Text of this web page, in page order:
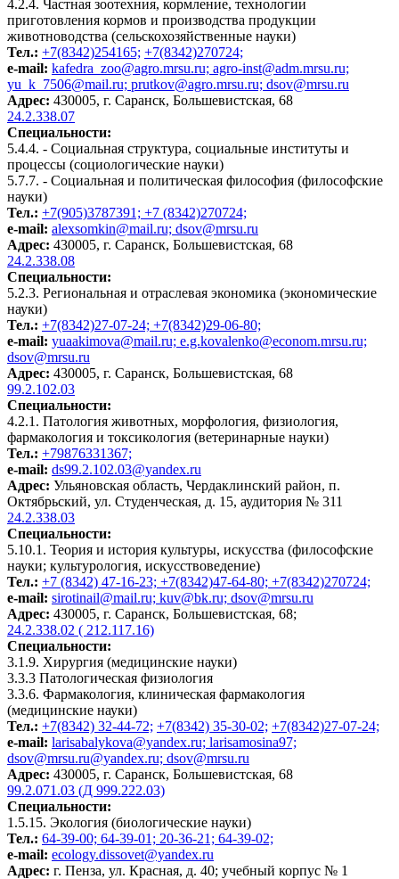
4.2.4. Частная зоотехния, кормление, технологии
приготовления кормов и производства продукции
животноводства (сельскохозяйственные науки)
Тел.: +7(8342)254165; +7(8342)270724;
e-mail: kafedra_zoo@agro.mrsu.ru; agro-inst@adm.mrsu.ru;
yu_k_7506@mail.ru; prutkov@agro.mrsu.ru; dsov@mrsu.ru
Адрес: 430005, г. Саранск, Большевистская, 68
24.2.338.07
Специальности:
5.4.4. - Социальная структура, социальные институты и
процессы (социологические науки)
5.7.7. - Социальная и политическая философия (философские
науки)
Тел.: +7(905)3787391; +7 (8342)270724;
e-mail: alexsomkin@mail.ru; dsov@mrsu.ru
Адрес: 430005, г. Саранск, Большевистская, 68
24.2.338.08
Специальности:
5.2.3. Региональная и отраслевая экономика (экономические
науки)
Тел.: +7(8342)27-07-24; +7(8342)29-06-80;
e-mail: yuaakimova@mail.ru; e.g.kovalenko@econom.mrsu.ru;
dsov@mrsu.ru
Адрес: 430005, г. Саранск, Большевистская, 68
99.2.102.03
Специальности:
4.2.1. Патология животных, морфология, физиология,
фармакология и токсикология (ветеринарные науки)
Тел.: +79876331367;
e-mail: ds99.2.102.03@yandex.ru
Адрес: Ульяновская область, Чердаклинский район, п.
Октябрьский, ул. Студенческая, д. 15, аудитория № 311
24.2.338.03
Специальности:
5.10.1. Теория и история культуры, искусства (философские
науки; культурология, искусствоведение)
Тел.: +7 (8342) 47-16-23; +7(8342)47-64-80; +7(8342)270724;
e-mail: sirotinail@mail.ru; kuv@bk.ru; dsov@mrsu.ru
Адрес: 430005, г. Саранск, Большевистская, 68;
24.2.338.02 ( 212.117.16)
Специальности:
3.1.9. Хирургия (медицинские науки)
3.3.3 Патологическая физиология
3.3.6. Фармакология, клиническая фармакология
(медицинские науки)
Тел.: +7(8342) 32-44-72; +7(8342) 35-30-02; +7(8342)27-07-24;
e-mail: larisabalykova@yandex.ru; larisamosina97;
dsov@mrsu.ru@yandex.ru; dsov@mrsu.ru
Адрес: 430005, г. Саранск, Большевистская, 68
99.2.071.03 (Д 999.222.03)
Специальности:
1.5.15. Экология (биологические науки)
Тел.: 64-39-00; 64-39-01; 20-36-21; 64-39-02;
e-mail: ecology.dissovet@yandex.ru
Адрес: г. Пенза, ул. Красная, д. 40; учебный корпус № 1